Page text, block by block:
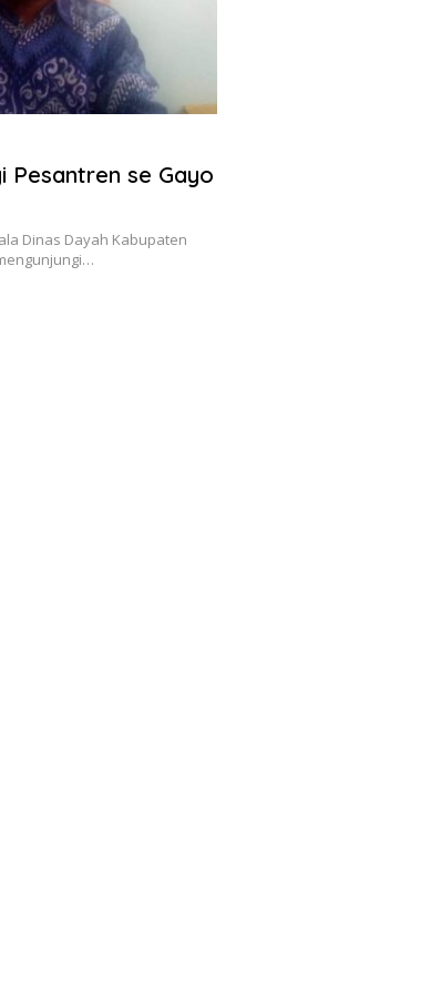
Pesantren se Gayo
Dinas Dayah Kabupaten